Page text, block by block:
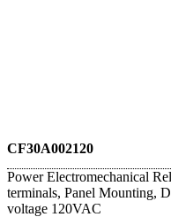
CF30A002120
Power Electromechanical
terminals, Panel Mounting,
voltage 120VAC